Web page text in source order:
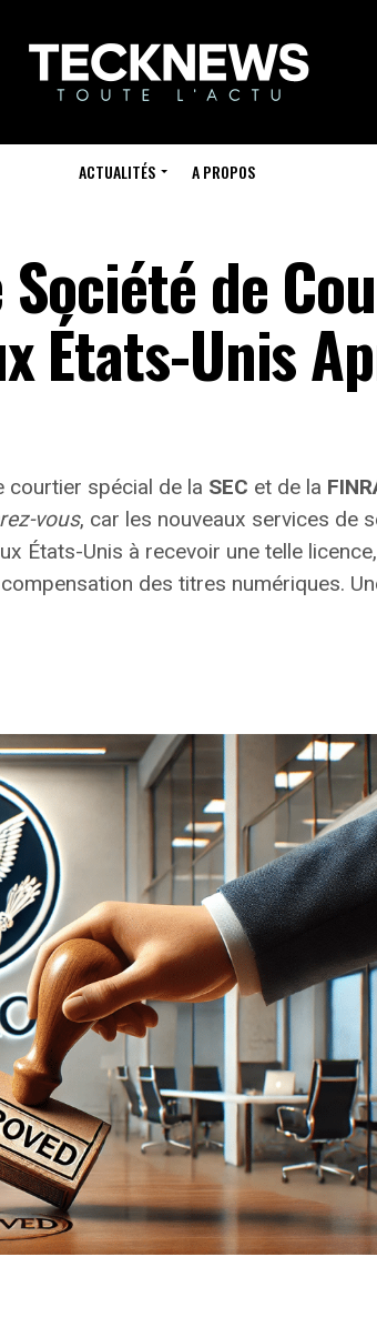
ACTUALITÉS A PROPOS
Société de
États-Unis
courtier spécial de la SEC et de la
vous, car les nouveaux services de
États-Unis à recevoir une telle
des titres numériques.